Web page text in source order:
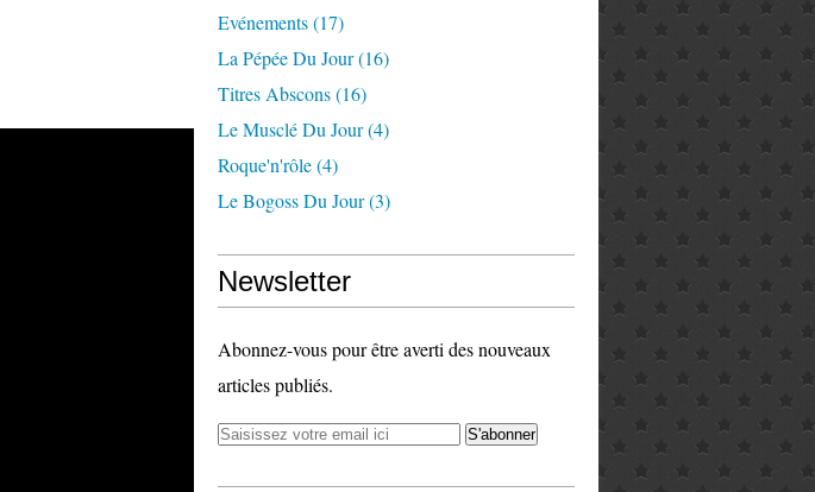
Evénements(17)
La Pépée Du Jour(16)
Titres Abscons(16)
Le Musclé Du Jour(4)
Roque'n'rôle(4)
Le Bogoss Du Jour(3)
Newsletter
Abonnez-vous pour être averti des nouveaux
articles publiés.